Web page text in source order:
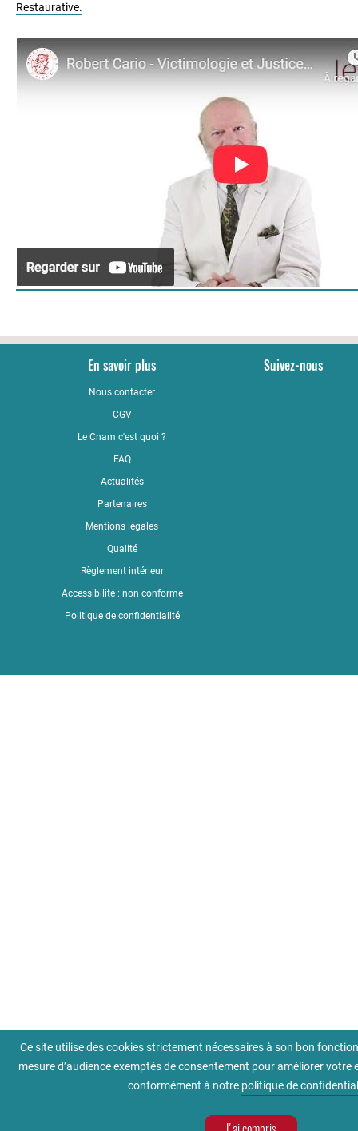
Restaurative.
En savoir plus
Nous contacter
CGV
Le Cnam c'est quoi ?
FAQ
Actualités
Partenaires
Mentions légales
Qualité
Règlement intérieur
Accessibilité : non conforme
Politique de confidentialité
Suivez-nous
Ce site utilise des cookies strictement nécessaires à son bon
mesure d’audience exemptés de consentement pour améliorer votre
conformément à notre politique de